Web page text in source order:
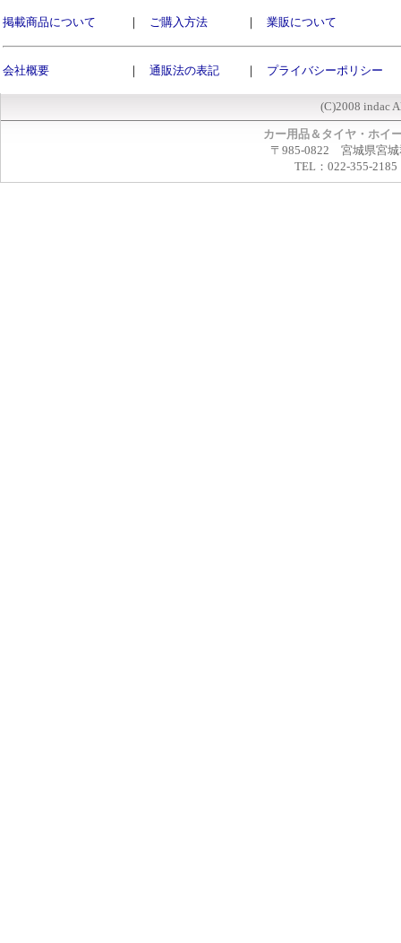
掲載商品について ｜ ご購入方法 ｜ 業販について
会社概要 ｜ 通販法の表記 ｜ プライバシーポリシー
(C)2008 indac
カー用品＆タイヤ・ホイ
〒985-0822 宮城県宮城
TEL：022-355-